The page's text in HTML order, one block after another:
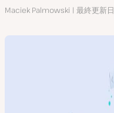
執
Maciek Palmowski 最終更新日